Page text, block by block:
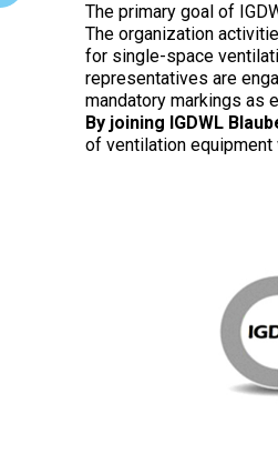
The primary goal of
The organization
for single-space
representatives are
mandatory markings as
By joining IGDWL
of ventilation